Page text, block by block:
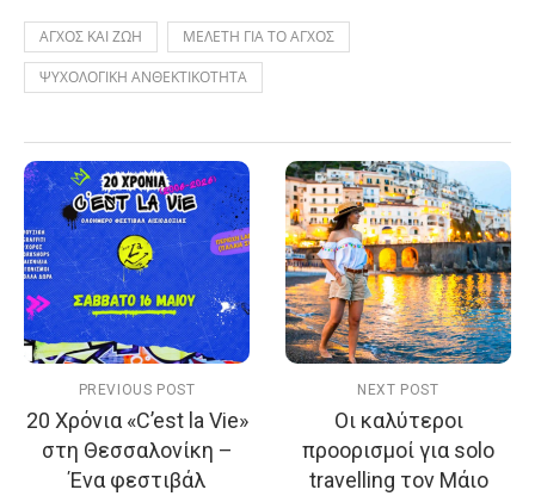
ΑΓΧΟΣ ΚΑΙ ΖΩΗ
ΜΕΛΕΤΗ ΓΙΑ ΤΟ ΑΓΧΟΣ
ΨΥΧΟΛΟΓΙΚΗ ΑΝΘΕΚΤΙΚΟΤΗΤΑ
PREVIOUS POST
20 Χρόνια «C’est la Vie»
στη Θεσσαλονίκη –
Ένα φεστιβάλ
NEXT POST
Οι καλύτεροι
προορισμοί για solo
travelling τον Μάιο